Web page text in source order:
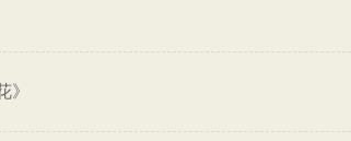
》